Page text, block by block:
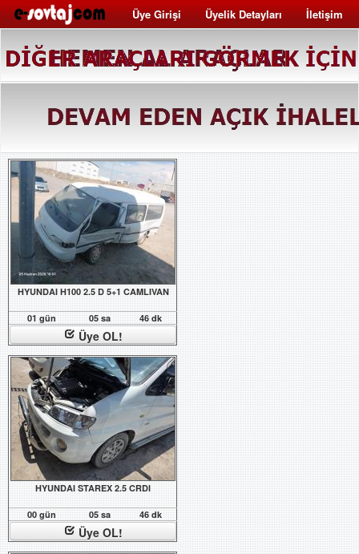
Üye Girişi Üyelik Detayları İletişim
HYUNDAI H100 2.5 D 5+1 CAMLIVAN
01 gün 05 sa 46 dk
Üye OL!
HYUNDAI STAREX 2.5 CRDI
00 gün 05 sa 46 dk
Üye OL!